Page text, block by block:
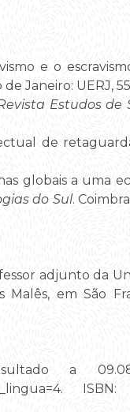
e o
de Janeiro: UERJ,
Estudos de
de
globais a uma
do Sul.
adjunto da
Malês, em São
a